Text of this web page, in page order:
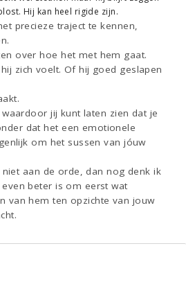
Hij kan heel rigide zijn.
precieze traject te kennen,
over hoe het met hem gaat.
zich voelt. Of hij goed geslapen
jij kunt laten zien dat je
dat het een emotionele
om het sussen van jóuw
aan de orde, dan nog denk ik
beter is om eerst wat
van hem ten opzichte van jouw